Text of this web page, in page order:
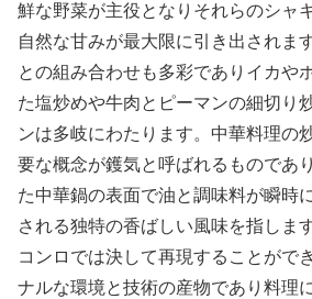
鮮な野菜が主役となりそれらのシャ
自然な甘みが最大限に引き出されま
との組み合わせも多彩でありイカや
た塩炒めや牛肉とピーマンの細切り
ンは多岐にわたります。中華料理の
要な概念が鑊気と呼ばれるものであ
た中華鍋の表面で油と調味料が瞬時
される独特の香ばしい風味を指しま
コンロでは決して再現することがで
ナルな環境と技術の産物であり料理